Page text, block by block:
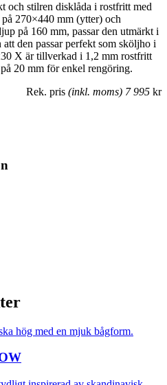
och stilren disklåda i rostfritt med
270×440 mm (ytter) och
på 160 mm, passar den utmärkt i
den passar perfekt som sköljho i
X är tillverkad i 1,2 mm rostfritt
20 mm för enkel rengöring.
Rek. pris (inkl. moms) 7 995 kr